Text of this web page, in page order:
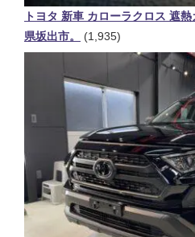
トヨタ 新車 カローラクロス 遮
県坂出市。
(1,935)